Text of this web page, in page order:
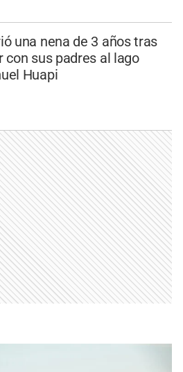
una nena de 3 años tras
con sus padres al lago
Huapi